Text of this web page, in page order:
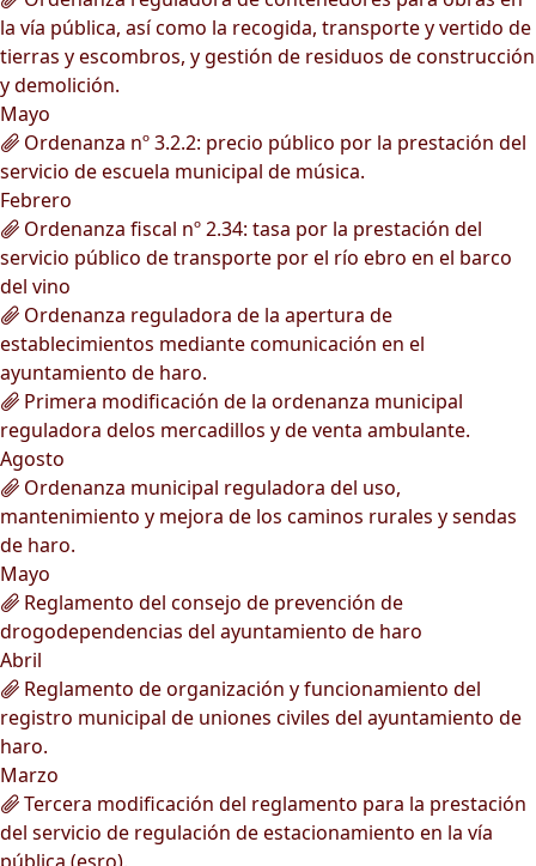
la vía pública, así como la recogida, transporte y vertido de
tierras y escombros, y gestión de residuos de construcción
y demolición.
Mayo
Ordenanza nº 3.2.2: precio público por la prestación del
servicio de escuela municipal de música.
Febrero
Ordenanza fiscal nº 2.34: tasa por la prestación del
servicio público de transporte por el río ebro en el barco
del vino
Ordenanza reguladora de la apertura de
establecimientos mediante comunicación en el
ayuntamiento de haro.
Primera modificación de la ordenanza municipal
reguladora delos mercadillos y de venta ambulante.
Agosto
Ordenanza municipal reguladora del uso,
mantenimiento y mejora de los caminos rurales y sendas
de haro.
Mayo
Reglamento del consejo de prevención de
drogodependencias del ayuntamiento de haro
Abril
Reglamento de organización y funcionamiento del
registro municipal de uniones civiles del ayuntamiento de
haro.
Marzo
Tercera modificación del reglamento para la prestación
del servicio de regulación de estacionamiento en la vía